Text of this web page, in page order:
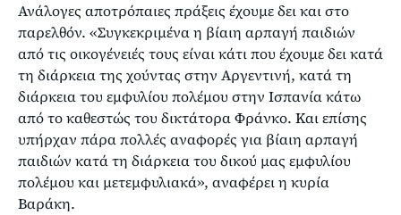
Ανάλογες αποτρόπαιες πράξεις έχουμε δει και στο
παρελθόν. «Συγκεκριμένα η βίαιη αρπαγή παιδιών
από τις οικογένειές τους είναι κάτι που έχουμε δει κατά
τη διάρκεια της χούντας στην Αργεντινή, κατά τη
διάρκεια του εμφυλίου πολέμου στην Ισπανία κάτω
από το καθεστώς του δικτάτορα Φράνκο. Και επίσης
υπήρχαν πάρα πολλές αναφορές για βίαιη αρπαγή
παιδιών κατά τη διάρκεια του δικού μας εμφυλίου
πολέμου και μετεμφυλιακά», αναφέρει η κυρία
Βαράκη.